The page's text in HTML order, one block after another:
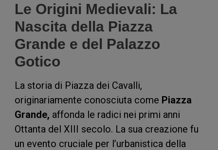
Le Origini Medievali: La
Nascita della Piazza
Grande e del Palazzo
Gotico
La storia di Piazza dei Cavalli,
originariamente conosciuta come Piazza
Grande, affonda le radici nei primi anni
Ottanta del XIII secolo. La sua creazione fu
un evento cruciale per l’urbanistica della